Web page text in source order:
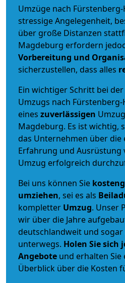
Umzüge nach
stressige Angelegenheit,
über große Distanzen
Magdeburg erfordern
Vorbereitung und
sicherzustellen, dass alles
Ein wichtiger Schritt bei
Umzugs nach
eines zuverlässigen
Magdeburg. Es ist wichtig,
das Unternehmen über
Erfahrung und Ausrüstung
Umzug erfolgreich
Bei uns können Sie
umziehen, sei es als
kompletter Umzug. Unser
wir über die Jahre
deutschlandweit und
unterwegs. Holen Sie sich
Angebote und erhalten Sie
Überblick über die Kosten